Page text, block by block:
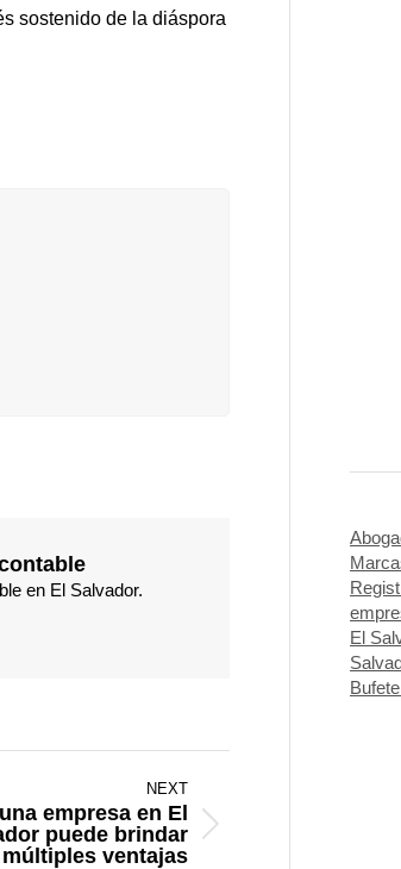
sostenido de la diáspora
en El Salvador.
NEXT
empresa en El
puede brindar
múltiples ventajas
El